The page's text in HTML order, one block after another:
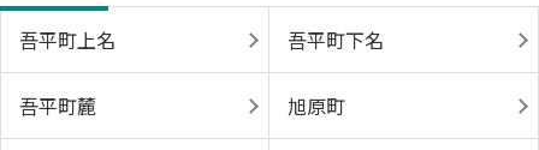
吾平町上名 吾平町下名
吾平町麓 旭原町